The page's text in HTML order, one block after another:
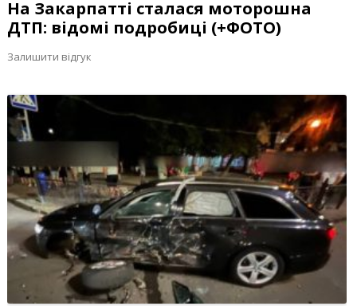
На Закарпатті сталася моторошна
ДТП: відомі подробиці (+ФОТО)
Залишити відгук